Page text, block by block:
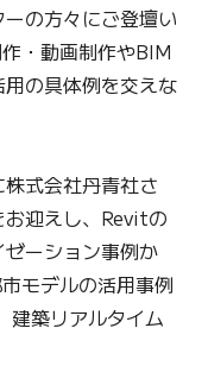
の方々にご登壇い
・動画制作やBIM
の具体例を交えな
式会社丹青社さ
迎えし、Revitの
ーション事例か
モデルの活用事例
建築リアルタイム